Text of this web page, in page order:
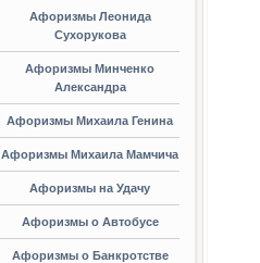
Афоризмы Леонида
Сухорукова
Афоризмы Минченко
Александра
Афоризмы Михаила Генина
Афоризмы Михаила Мамчича
Афоризмы на Удачу
Афоризмы о Автобусе
Афоризмы о Банкротстве